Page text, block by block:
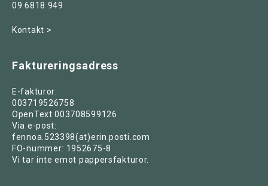
09 6818 949
Kontakt >
Faktureringsadress
E-fakturor:
003719526758
OpenText 003708599126
Via e-post:
fennoa.523398(at)erin.posti.com
FO-nummer: 1952675-8
Vi tar inte emot pappersfakturor.